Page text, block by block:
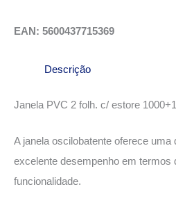
EAN: 5600437715369
Descrição
Janela PVC 2 folh. c/ estore
A janela oscilobatente oferece uma
excelente desempenho em termos
funcionalidade.